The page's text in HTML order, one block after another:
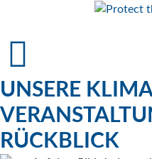
UNSERE
RÜCKBLICK